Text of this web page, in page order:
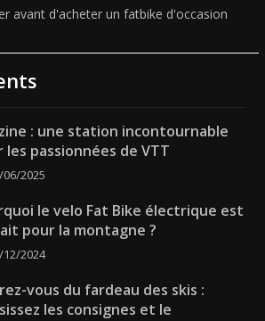
avant d'acheter un fatbike d'occasion
: une station incontournable
les passionnées de VTT
06/2025
le velo Fat Bike électrique est
pour la montagne ?
12/2024
vous du fardeau des skis :
les consignes et le